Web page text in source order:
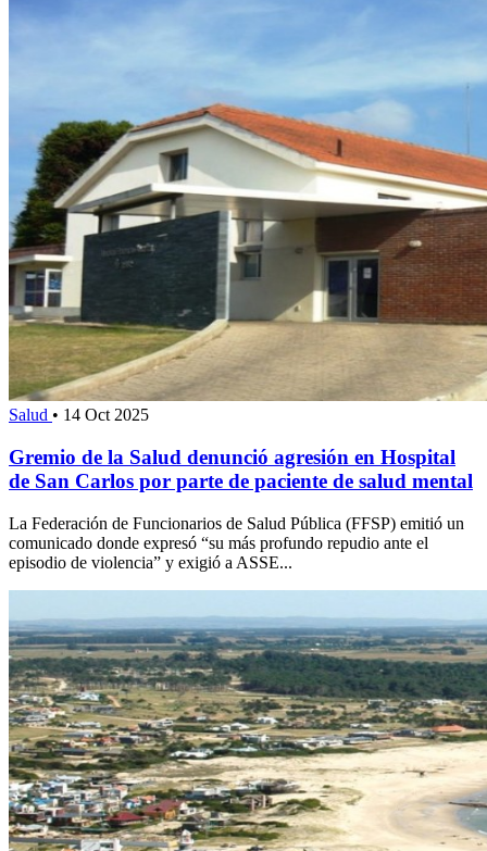
Salud • 14 Oct 2025
Gremio de la Salud denunció agresión en Hospital
de San Carlos por parte de paciente de salud mental
La Federación de Funcionarios de Salud Pública (FFSP) emitió un
comunicado donde expresó “su más profundo repudio ante el
episodio de violencia” y exigió a ASSE...